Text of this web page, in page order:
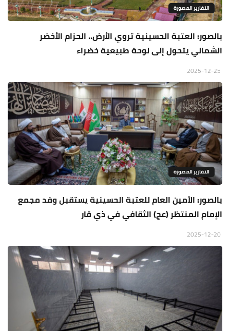
التقارير المصورة
بالصور: العتبة الحسينية تروي الأرض.. الحزام الأخضر
الشمالي يتحول إلى لوحة طبيعية خضراء
التقارير المصورة
بالصور: الأمين العام للعتبة الحسينية يستقبل وفد مجمع
الإمام المنتظر (عج) الثقافي في ذي قار